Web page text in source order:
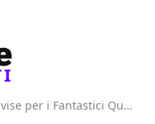
Nuove divise per i Fantastici Quattro